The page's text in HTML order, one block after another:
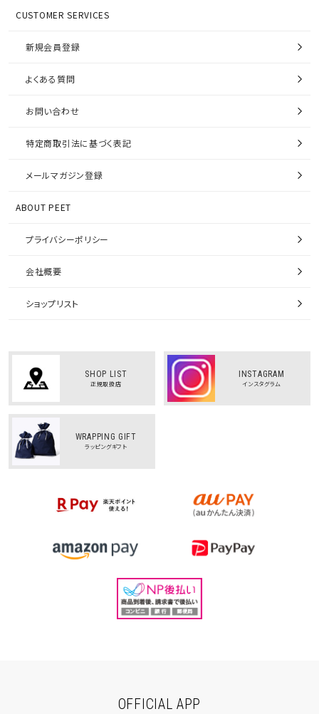
CUSTOMER SERVICES
新規会員登録
よくある質問
お問い合わせ
特定商取引法に基づく表記
メールマガジン登録
ABOUT PEET
プライバシーポリシー
会社概要
ショップリスト
SHOP LIST
正規取扱店
INSTAGRAM
インスタグラム
WRAPPING GIFT
ラッピングギフト
OFFICIAL APP